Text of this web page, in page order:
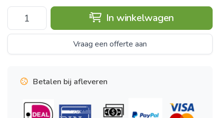
In winkelwagen
Vraag een offerte aan
Betalen bij afleveren